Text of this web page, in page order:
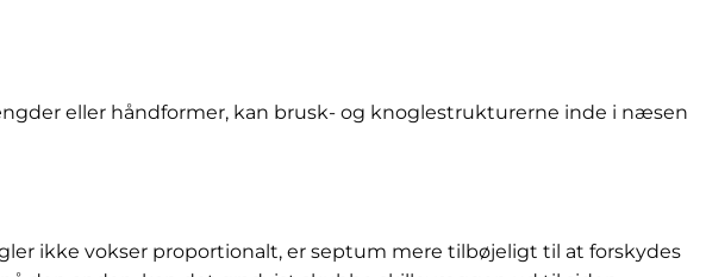
eller håndformer, kan brusk- og knoglestrukturerne inde i næsen
ikke vokser proportionalt, er septum mere tilbøjeligt til at forskydes